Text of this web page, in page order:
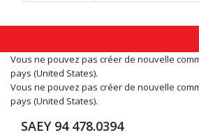
Vous ne pouvez pas créer de nouvelle
pays (United States).
Vous ne pouvez pas créer de nouvelle
pays (United States).
SAEY 94 478.0394